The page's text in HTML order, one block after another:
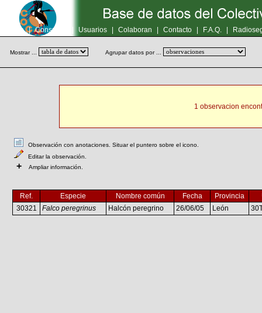
Inicio | Consultas Usuarios Colaboran Contacto F.A.Q.
Mostrar ... Agrupar datos por ...
1 observacion
Observación con anotaciones. Situar el puntero sobre el icono.
Editar la observación.
+ Ampliar información.
Ref. Especie Nombre común Fecha Provincia
30321
Falco peregrinus Halcón peregrino 26/06/05 León